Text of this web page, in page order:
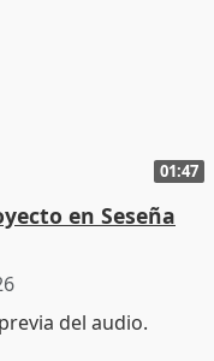
01:47
en Seseña